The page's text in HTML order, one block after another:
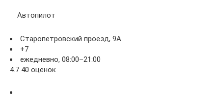
Автопилот
Старопетровский проезд, 9А
+7
ежедневно, 08:00–21:00
4.7 40 оценок